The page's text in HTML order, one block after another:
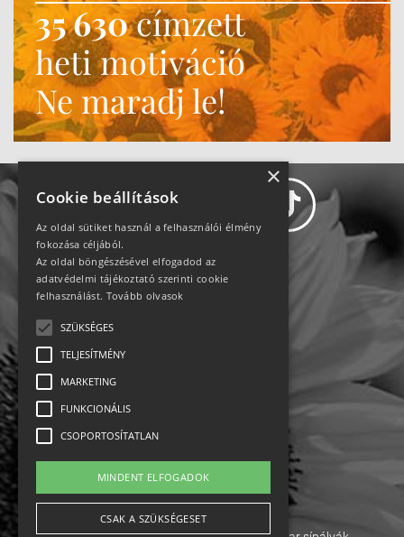
35 630címzett
heti motiváció
Ne maradj le!
Adatvédelem
Impresszum-kapcsolat
English
×
Cookie beállítások
Az oldal sütiket használ a felhasználói élmény
fokozása céljából.
Az oldal böngészésével elfogadod az
adatvédelmi tájékoztató szerinti cookie
felhasználást. Tovább olvasok
SZÜKSÉGES
TELJESÍTMÉNY
MARKETING
FUNKCIONÁLIS
CSOPORTOSÍTATLAN
MINDENT ELFOGADOK
CSAK A SZÜKSÉGESET